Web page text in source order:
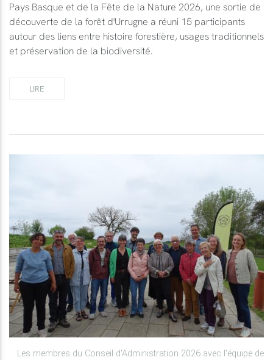
Pays Basque et de la Fête de la Nature 2026, une sortie de
découverte de la forêt d'Urrugne a réuni 15 participants
autour des liens entre histoire forestière, usages traditionnels
et préservation de la biodiversité.
LIRE
Les membres du Conseil d'Administration 2026 avec l'équipe de